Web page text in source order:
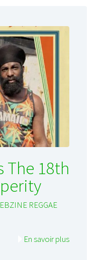
The 18th
REGGAE
En savoir plus